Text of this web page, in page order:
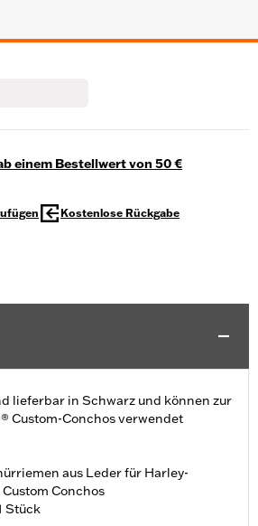
einem Bestellwert von 50 €
Kostenlose Rückgabe
lieferbar in Schwarz und können zur
Custom-Conchos verwendet
aus Leder für Harley-
Conchos
Stück